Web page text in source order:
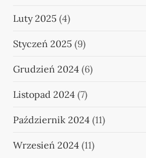
Luty 2025 (4)
Styczeń 2025 (9)
Grudzień 2024 (6)
Listopad 2024 (7)
Październik 2024 (11)
Wrzesień 2024 (11)